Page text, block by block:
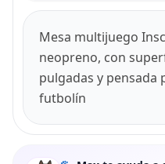
Mesa multijuego
neopreno, con
pulgadas y pensada
futbolín